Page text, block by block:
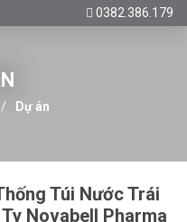
0382.386.179
Dự án
Túi Nước Trái
Novabell Pharma